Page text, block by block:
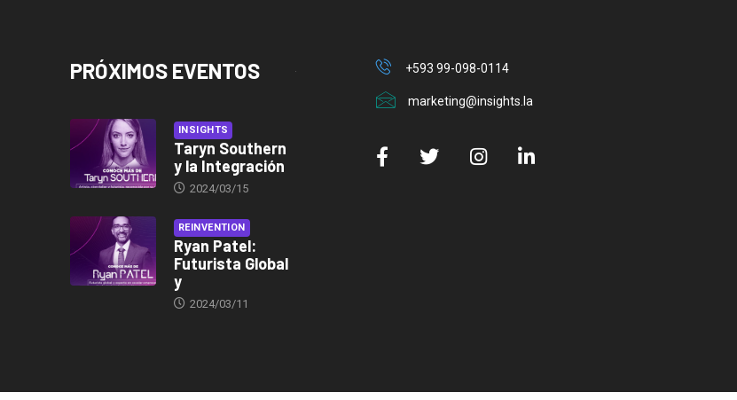
PRÓXIMOS EVENTOS
INSIGHTS
Taryn Southern
y la Integración
2024/03/15
REINVENTION
Ryan Patel:
Futurista Global
y
2024/03/11
+593 99-098-0114
marketing@insights.la